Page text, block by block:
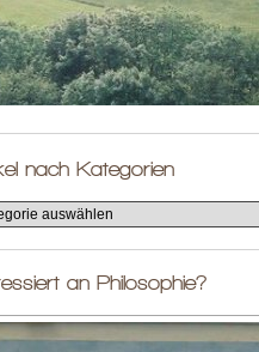
nach Kategorien
an Philosophie?